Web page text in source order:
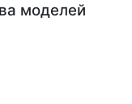
моделей